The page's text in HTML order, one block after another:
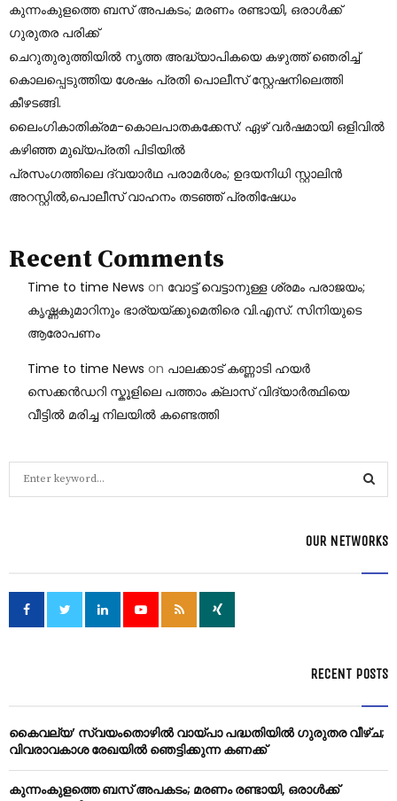
കുന്നംകുളത്തെ ബസ് അപകടം; മരണം രണ്ടായി, ഒരാള്‍ക്ക്
ഗുരുതര പരിക്ക്
ചെറുതുരുത്തിയില്‍ നൃത്ത അദ്ധ്യാപികയെ കഴുത്ത് ഞെരിച്ച്‌
കൊലപ്പെടുത്തിയ ശേഷം പ്രതി പൊലീസ് സ്റ്റേഷനിലെത്തി
കീഴടങ്ങി.
ലൈംഗികാതിക്രമ-കൊലപാതകക്കേസ്: ഏഴ് വർഷമായി ഒളിവിൽ
കഴിഞ്ഞ മുഖ്യപ്രതി പിടിയിൽ
പ്രസംഗത്തിലെ ദ്വയാര്‍ഥ പരാമര്‍ശം; ഉദയനിധി സ്റ്റാലിന്‍
അറസ്റ്റില്‍,പൊലീസ് വാഹനം തടഞ്ഞ് പ്രതിഷേധം
Recent Comments
Time to time News on വോട്ട് വെട്ടാനുള്ള ശ്രമം പരാജയം;
കൃഷ്ണകുമാറിനും ഭാര്യയ്ക്കുമെതിരെ വി.എസ്. സിനിയുടെ
ആരോപണം
Time to time News on പാലക്കാട് കണ്ണാടി ഹയർ
സെക്കൻഡറി സ്കൂളിലെ പത്താം ക്ലാസ് വിദ്യാർത്ഥിയെ
വീട്ടിൽ മരിച്ച നിലയിൽ കണ്ടെത്തി
E
OUR NETWORKS
RECENT POSTS
കൈവല്യ’ സ്വയംതൊഴിൽ വായ്പാ പദ്ധതിയിൽ ഗുരുതര വീഴ്ച;
വിവരാവകാശ രേഖയിൽ ഞെട്ടിക്കുന്ന കണക്ക്
കുന്നംകുളത്തെ ബസ് അപകടം; മരണം രണ്ടായി, ഒരാള്‍ക്ക്